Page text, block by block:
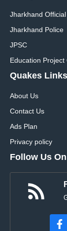
Jharkhand Official
Jharkhand Police
JPSC
Education Project
Quakes Links
About Us
Contact Us
Ads Plan
Privacy policy
Follow Us On